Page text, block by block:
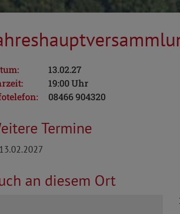
13.02.27
19:00 Uhr
08466 904320
Termine
13.02.2027
an diesem Ort